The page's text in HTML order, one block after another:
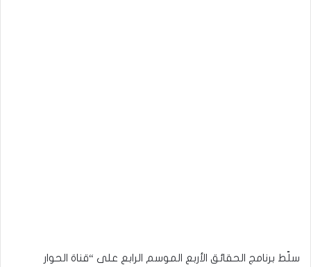
سلّط برنامج الحقائق الأربع الموسم الرابع على “قناة الحوار